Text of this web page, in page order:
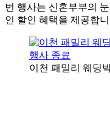
번 행사는 신혼부부의
인 할인 혜택을 제공합
행사 종료
이천 패밀리 웨딩